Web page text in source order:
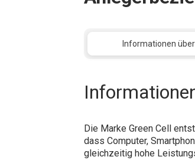
Informationen
Die Marke Green Cell
dass Computer,
gleichzeitig hohe